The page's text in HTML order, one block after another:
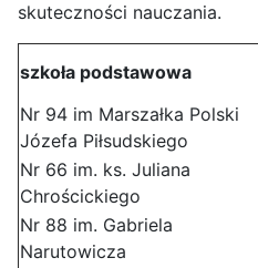
skuteczności nauczania.
szkoła podstawowa
Nr 94 im Marszałka Polski
Józefa Piłsudskiego
Nr 66 im. ks. Juliana
Chrościckiego
Nr 88 im. Gabriela
Narutowicza